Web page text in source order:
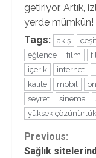
getiriyor. Artık,
yerde mümkün!
Tags:
akış
eğlence
film
içerik
internet
kalite
mobil
seyret
sinema
yüksek çözünürlük
Continue
Previous:
Sağlık